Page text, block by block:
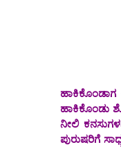
ಹಾಕಿಕೊಂಡು
ನೀಲಿ
ಪುರುಷರಿಗೆ